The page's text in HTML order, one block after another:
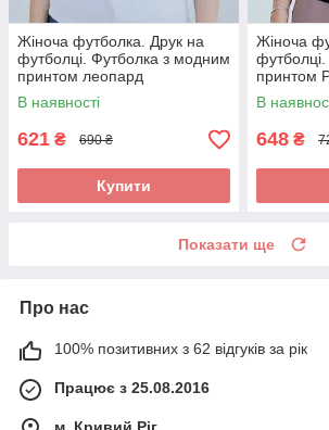
Жіноча футболка. Друк на
футболці. Футболка з модним
принтом леопард
В наявності
621 ₴ 690 ₴
Купити
Жіноча
принтом
може
В
648 ₴
Показати ще
Про нас
100% позитивних з 62 відгуків за рік
Працює з 25.08.2016